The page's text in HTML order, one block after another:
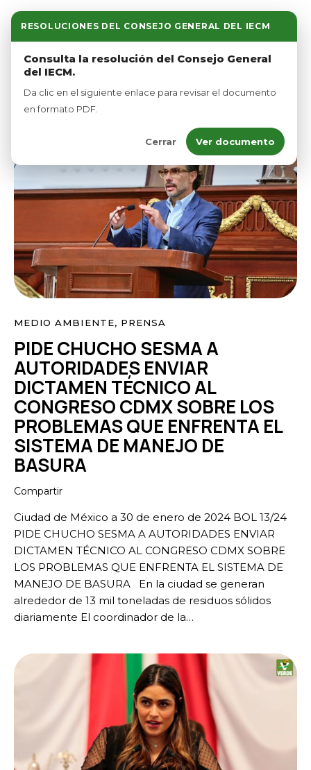
RESOLUCIONES DEL CONSEJO GENERAL DEL IECM
Consulta la resolución del Consejo General
del IECM.
Da clic en el siguiente enlace para revisar el documento
en formato PDF.
Cerrar Ver documento
Inicio
Nosotros
Afíliate
MEDIO AMBIENTE, PRENSA
PIDE CHUCHO SESMA A
AUTORIDADES ENVIAR
DICTAMEN TÉCNICO AL
CONGRESO CDMX SOBRE LOS
PROBLEMAS QUE ENFRENTA EL
SISTEMA DE MANEJO DE
BASURA
Compartir
Ciudad de México a 30 de enero de 2024 BOL 13/24
PIDE CHUCHO SESMA A AUTORIDADES ENVIAR
DICTAMEN TÉCNICO AL CONGRESO CDMX SOBRE
LOS PROBLEMAS QUE ENFRENTA EL SISTEMA DE
MANEJO DE BASURA En la ciudad se generan
alrededor de 13 mil toneladas de residuos sólidos
diariamente El coordinador de la…